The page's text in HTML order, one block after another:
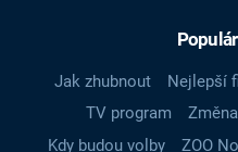
Jak zhubnout Nejlepší
TV program
Kdy budou volby
ZOO